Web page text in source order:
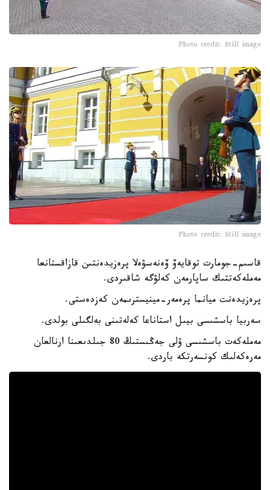
Photo credit: Still image
Photo credit: Still image
قاسىم-جومارت توقايەۆ ۆەنەسۋەلا پرەزيدەنتىن قازاقستانعا
مەملەكەتتىك ساپارمەن كەلۋگە شاقىردى.
پرەزيدەنت ميانما پرەمەر-مينيسترىمەن كەزدەستى.
سەربيا باسشىسى بيىل استاناعا كەلەتىنى بەلگىلى بولدى.
مەملەكەت باسشىسى ۇلى جەڭىستىڭ 80 جىلدىعىنا ارنالعان
مەرەكەلىك كونسەرتكە باردى.